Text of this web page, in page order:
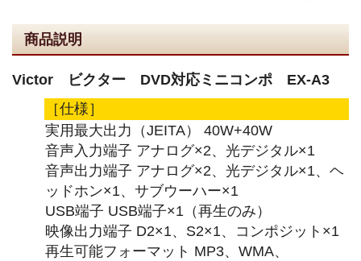
商品説明
Victor ビクター DVD対応ミニコンポ EX-A3
［仕様］
実用最大出力（JEITA） 40W+40W
音声入力端子 アナログ×2、光デジタル×1
音声出力端子 アナログ×2、光デジタル×1、ヘ
ッドホン×1、サブウーハー×1
USB端子 USB端子×1（再生のみ）
映像出力端子 D2×1、S2×1、コンポジット×1
再生可能フォーマット MP3、WMA、